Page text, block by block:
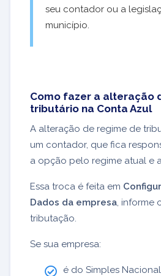
seu contador ou a
município.
Como fazer a alteração
tributário na Conta Azul
A alteração de regime de
um contador, que fica
a opção pelo regime atual e
Essa troca é feita em
Dados da empresa informe
tributação.
Se sua empresa:
é do Simples Nacional